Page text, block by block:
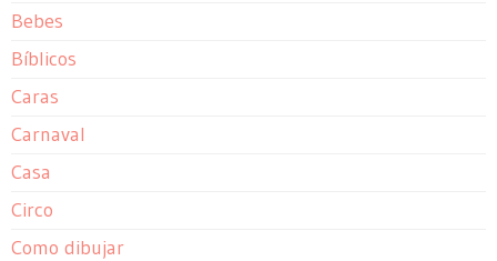
Bebes
Bíblicos
Caras
Carnaval
Casa
Circo
Como dibujar